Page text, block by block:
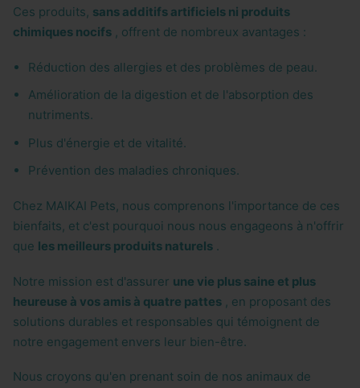
Ces produits, sans additifs artificiels ni produits
chimiques nocifs , offrent de nombreux avantages :
Réduction des allergies et des problèmes de peau.
Amélioration de la digestion et de l'absorption des
nutriments.
Plus d'énergie et de vitalité.
Prévention des maladies chroniques.
Chez MAIKAI Pets, nous comprenons l'importance de ces
bienfaits, et c'est pourquoi nous nous engageons à n'offrir
que les meilleurs produits naturels .
Notre mission est d'assurer une vie plus saine et plus
heureuse à vos amis à quatre pattes , en proposant des
solutions durables et responsables qui témoignent de
notre engagement envers leur bien-être.
Nous croyons qu'en prenant soin de nos animaux de